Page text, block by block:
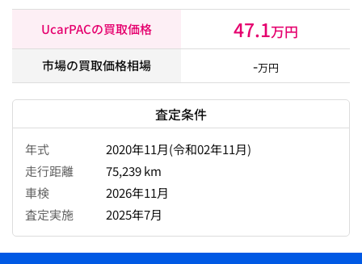
UcarPACの買取価格 47.1万円
市場の買取価格相場 -万円
査定条件
年式
2020年11月(令和02年11月)
走行距離
75,239 km
車検
2026年11月
査定実施
2025年7月